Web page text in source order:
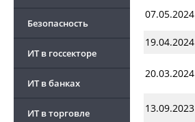
Безопасность
ИТ в госсекторе
ИТ в банках
ИТ в торговле
07.05.2024
19.04.2024
20.03.2024
13.09.2023